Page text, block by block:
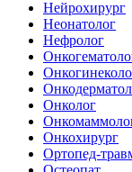
Нейрохирург
Неонатолог
Нефролог
Онколог
Онкохирург
Ортопед-